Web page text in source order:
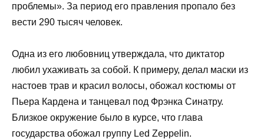
проблемы». За период его правления пропало без
вести 290 тысяч человек.
Одна из его любовниц утверждала, что диктатор
любил ухаживать за собой. К примеру, делал маски из
настоев трав и красил волосы, обожал костюмы от
Пьера Кардена и танцевал под Фрэнка Синатру.
Близкое окружение было в курсе, что глава
государства обожал группу Led Zeppelin.